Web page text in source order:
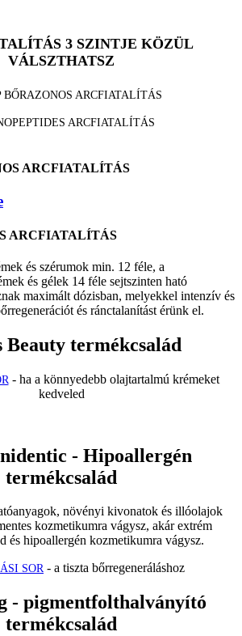
3 SZINTJE KÖZÜL
VÁLSZTHATSZ
BŐRAZONOS ARCFIATALÍTÁS
ARCFIATALÍTÁS
ARCFIATALÍTÁS
ARCFIATALÍTÁS
és szérumok min. 12 féle, a
és gélek 14 féle sejtszinten ható
maximált dózisban, melyekkel intenzív és
és ránctalanítást érünk el.
Beauty termékcsalád
- ha a könnyedebb olajtartalmú krémeket
kedveled
- Hipoallergén
termékcsalád
növényi kivonatok és illóolajok
kozmetikumra vágysz, akár extrém
és hipoallergén kozmetikumra vágysz.
SOR- a tiszta bőrregeneráláshoz
- pigmentfolthalványító
termékcsalád